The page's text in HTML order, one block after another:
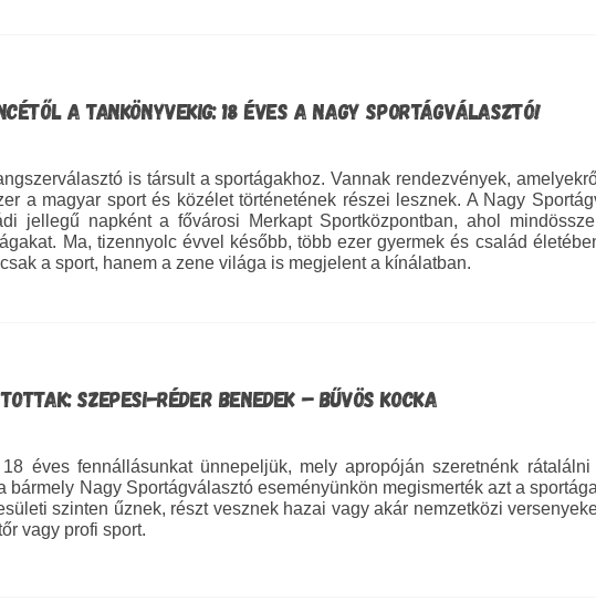
A TANKÖNYVEKIG: 18 ÉVES A NAGY SPORTÁGVÁLASZTÓ!
is társult a sportágakhoz. Vannak rendezvények,
a magyar sport és közélet történetének részei lesznek. A Nagy
jellegű napként a fővárosi Merkapt Sportközpontban, ahol
Ma, tizennyolc évvel később, több ezer gyermek és család
a sport, hanem a zene világa is megjelent a kínálatban.
SZEPESI-RÉDER BENEDEK – BŰVÖS KOCKA
18 éves fennállásunkat ünnepeljük, mely apropóján szeretnénk
bármely Nagy Sportágválasztó eseményünkön megismerték azt a
szinten űznek, részt vesznek hazai vagy akár nemzetközi
vagy profi sport.